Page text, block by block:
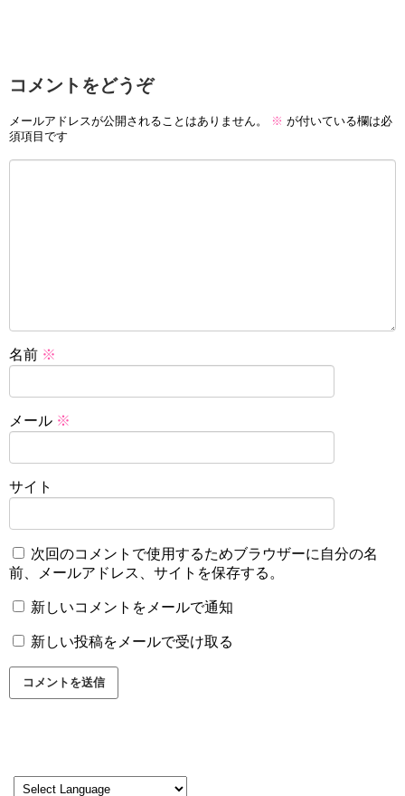
コメントをどうぞ
メールアドレスが公開されることはありません。 ※ が付いている欄は必
須項目です
名前 ※
メール ※
サイト
次回のコメントで使用するためブラウザーに自分の名
前、メールアドレス、サイトを保存する。
新しいコメントをメールで通知
新しい投稿をメールで受け取る